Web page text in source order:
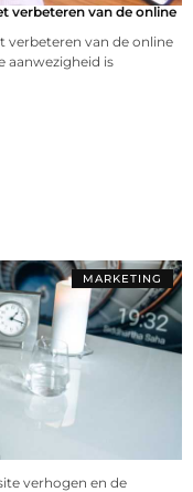
verbeteren van de online
verbeteren van de online
aanwezigheid is
MARKETING
verhogen en de